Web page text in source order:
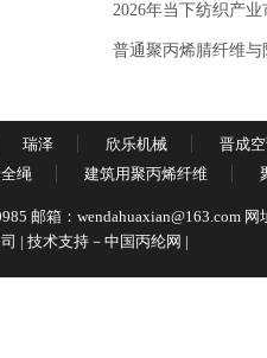
2026年当下纺织产
普通聚丙烯腈纤维
瑞泽 欣乐机械
晋成
绳 建筑用聚丙烯纤维
邮箱：wendahuaxian@163.com
| 技术支持－ 中国丙纶网 |